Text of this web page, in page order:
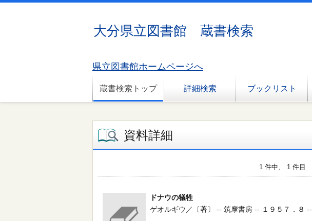
大分県立図書館 蔵書検索
県立図書館ホームページへ
蔵書検索トップ 詳細検索 ブックリスト
資料詳細
1 件中、 1 件目
ドナウの犠牲
ゲオルギウ／〔著〕 -- 筑摩書房 -- １９５７．８ --